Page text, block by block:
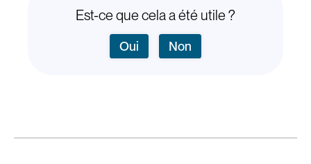
Est-ce que cela a été utile ?
Oui Non